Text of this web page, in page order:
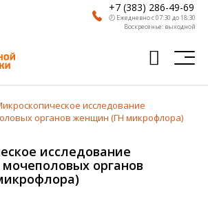
+7 (383) 286-49-69
🕗 Ежедневно с 07:30 до 18:30
Воскресенье: выходной
исследование
органов женщин (ГН микрофлора)
исследование
органов